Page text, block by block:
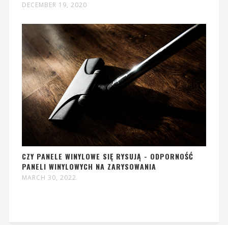
DECEMBER 19, 2020
CZY PANELE WINYLOWE SIĘ RYSUJĄ - ODPORNOŚĆ
PANELI WINYLOWYCH NA ZARYSOWANIA
MARCH 30, 2022